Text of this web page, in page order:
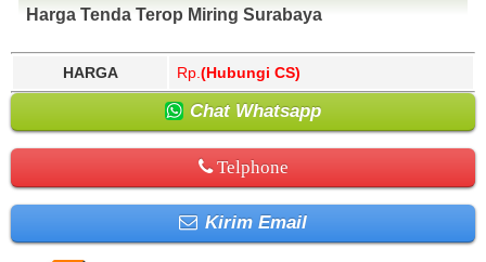
Harga Tenda Terop Miring Surabaya
HARGA Rp. (Hubungi CS)
Chat Whatsapp
Telphone
Kirim Email